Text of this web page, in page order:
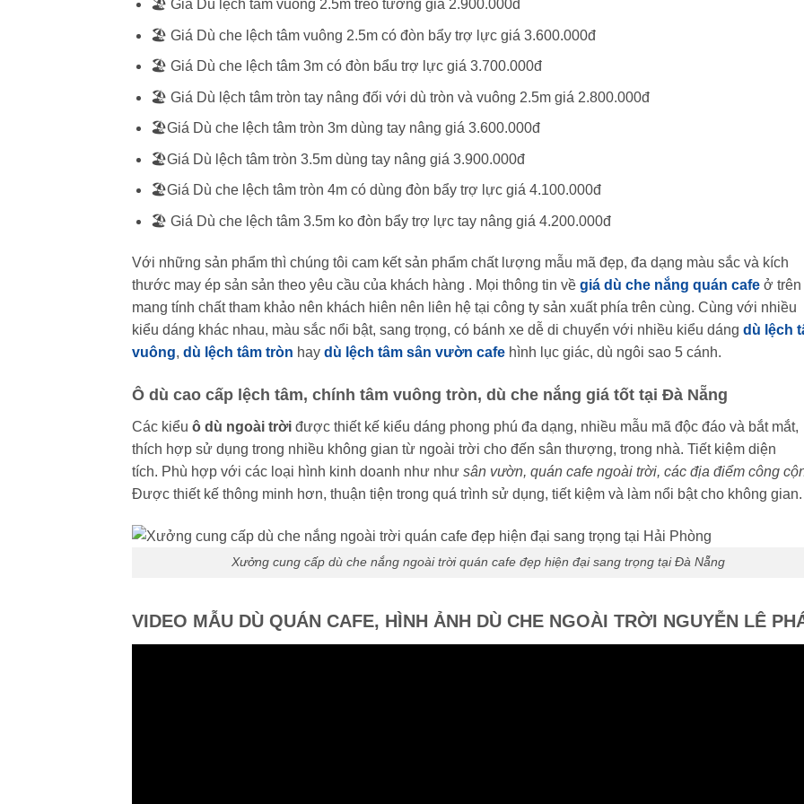
🏖️ Giá Dù lệch tâm vuông 2.5m treo tường giá 2.900.000đ
🏖️ Giá Dù che lệch tâm vuông 2.5m có đòn bẩy trợ lực giá 3.600.000đ
🏖️ Giá Dù che lệch tâm 3m có đòn bẩu trợ lực giá 3.700.000đ
🏖️ Giá Dù lệch tâm tròn tay nâng đối với dù tròn và vuông 2.5m giá 2.800.000đ
🏖️Giá Dù che lệch tâm tròn 3m dùng tay nâng giá 3.600.000đ
🏖️Giá Dù lệch tâm tròn 3.5m dùng tay nâng giá 3.900.000đ
🏖️Giá Dù che lệch tâm tròn 4m có dùng đòn bẩy trợ lực giá 4.100.000đ
🏖️ Giá Dù che lệch tâm 3.5m ko đòn bẩy trợ lực tay nâng giá 4.200.000đ
Với những sản phẩm thì chúng tôi cam kết sản phẩm chất lượng mẫu mã đẹp, đa dạng màu sắc và kích
thước may ép sản sản theo yêu cầu của khách hàng . Mọi thông tin về giá dù che nắng quán cafe ở trên
mang tính chất tham khảo nên khách hiên nên liên hệ tại công ty sản xuất phía trên cùng. Cùng với nhiều
kiểu dáng khác nhau, màu sắc nổi bật, sang trọng, có bánh xe dễ di chuyển với nhiều kiểu dáng dù lệch
vuông, dù lệch tâm tròn hay dù lệch tâm sân vườn cafe hình lục giác, dù ngôi sao 5 cánh.
Ô dù cao cấp lệch tâm, chính tâm vuông tròn, dù che nắng giá tốt tại Đà Nẵng
Các kiểu ô dù ngoài trời được thiết kế kiểu dáng phong phú đa dạng, nhiều mẫu mã độc đáo và bắt mắt,
thích hợp sử dụng trong nhiều không gian từ ngoài trời cho đến sân thượng, trong nhà. Tiết kiệm diện
tích. Phù hợp với các loại hình kinh doanh như như sân vườn, quán cafe ngoài trời, các địa điểm công
Được thiết kế thông minh hơn, thuận tiện trong quá trình sử dụng, tiết kiệm và làm nổi bật cho không gian.
Xưởng cung cấp dù che nắng ngoài trời quán cafe đẹp hiện đại sang trọng tại Đà Nẵng
VIDEO MẪU DÙ QUÁN CAFE, HÌNH ẢNH DÙ CHE NGOÀI TRỜI NGUYỄN LÊ